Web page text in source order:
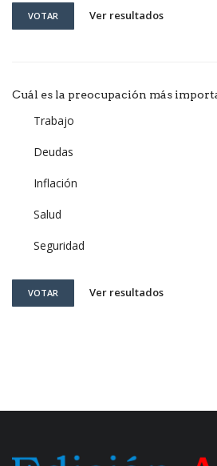
VOTAR Ver resultados
Cuál es la preocupación más
Trabajo
Deudas
Inflación
Salud
Seguridad
VOTAR Ver resultados